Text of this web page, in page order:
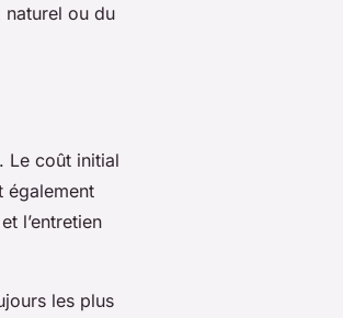
naturel ou du
Le coût initial
également
l’entretien
les plus